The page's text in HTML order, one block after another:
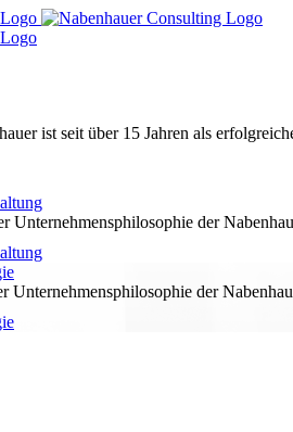
ist seit über 15 Jahren als
Unternehmensphilosophie der
Unternehmensphilosophie der